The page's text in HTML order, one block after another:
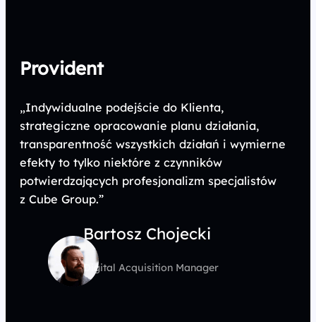
Provident
„Indywidualne podejście do Klienta,
strategiczne opracowanie planu działania,
transparentność wszystkich działań i wymierne
efekty to tylko niektóre z czynników
potwierdzających profesjonalizm specjalistów
z Cube Group.”
Bartosz Chojecki
Digital Acquisition Manager